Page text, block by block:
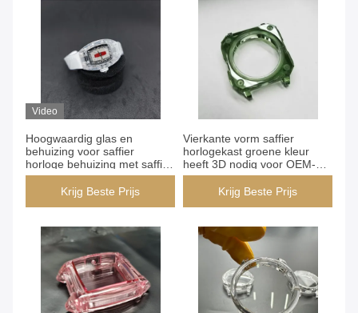
Video
Hoogwaardig glas en
behuizing voor saffier
horloge behuizing met saffier
kristal
Krijg Beste Prijs
Vierkante vorm saffier
horlogekast groene kleur
heeft 3D nodig voor OEM-
productie
Krijg Beste Prijs